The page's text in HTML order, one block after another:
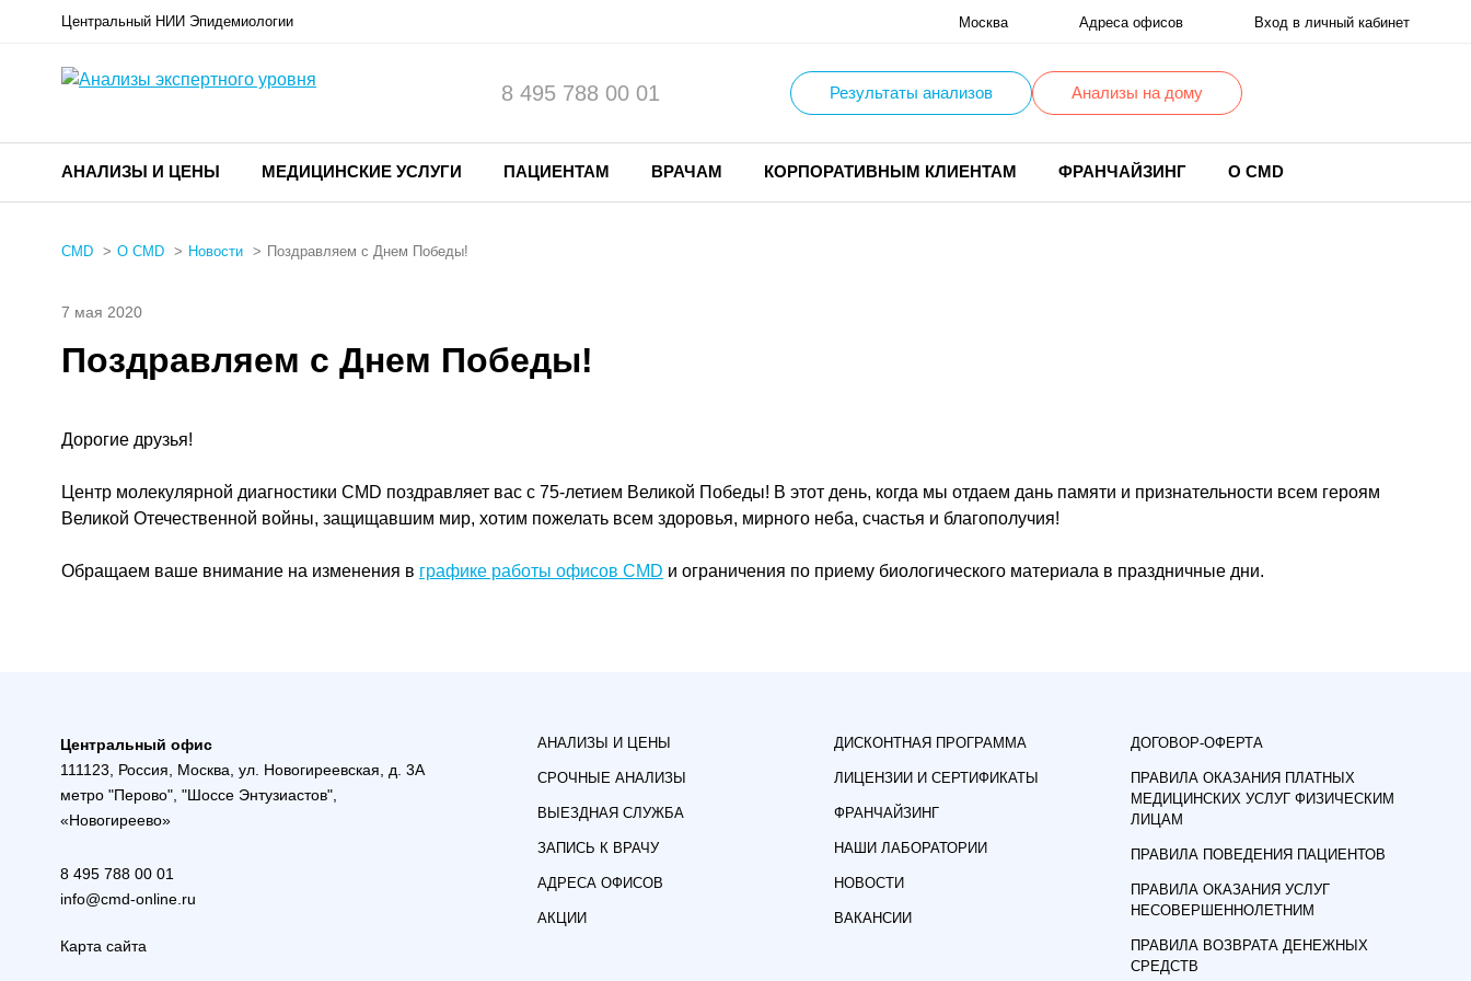
Центральный НИИ Эпидемиологии Москва Адреса офисов Вход в личный кабинет
8 495 788 00 01 Результаты анализов Анализы на дому
АНАЛИЗЫ И ЦЕНЫ МЕДИЦИНСКИЕ УСЛУГИ ПАЦИЕНТАМ ВРАЧАМ КОРПОРАТИВНЫМ КЛИЕНТАМ ФРАНЧАЙЗИНГ О CMD
CMD О CMD Новости Поздравляем с Днем Победы!
7 мая 2020
Поздравляем с Днем Победы!
Дорогие друзья!
Центр молекулярной диагностики CMD поздравляет вас с 75-летием Великой Победы! В этот день, когда мы отдаем дань памяти и признательности всем героям
Великой Отечественной войны, защищавшим мир, хотим пожелать всем здоровья, мирного неба, счастья и благополучия!
Обращаем ваше внимание на изменения в графике работы офисов CMD и ограничения по приему биологического материала в праздничные дни.
Центральный офис
111123, Россия, Москва, ул. Новогиреевская, д. 3А
метро "Перово", "Шоссе Энтузиастов",
«Новогиреево»
8 495 788 00 01
info@cmd-online.ru
Карта сайта
АНАЛИЗЫ И ЦЕНЫ
СРОЧНЫЕ АНАЛИЗЫ
ВЫЕЗДНАЯ СЛУЖБА
ЗАПИСЬ К ВРАЧУ
АДРЕСА ОФИСОВ
АКЦИИ
ДИСКОНТНАЯ ПРОГРАММА
ЛИЦЕНЗИИ И СЕРТИФИКАТЫ
ФРАНЧАЙЗИНГ
НАШИ ЛАБОРАТОРИИ
НОВОСТИ
ВАКАНСИИ
ДОГОВОР-ОФЕРТА
ПРАВИЛА ОКАЗАНИЯ ПЛАТНЫХ
МЕДИЦИНСКИХ УСЛУГ ФИЗИЧЕСКИМ
ЛИЦАМ
ПРАВИЛА ПОВЕДЕНИЯ ПАЦИЕНТОВ
ПРАВИЛА ОКАЗАНИЯ УСЛУГ
НЕСОВЕРШЕННОЛЕТНИМ
ПРАВИЛА ВОЗВРАТА ДЕНЕЖНЫХ
СРЕДСТВ